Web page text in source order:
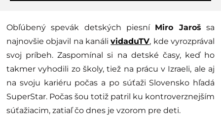
Obľúbený spevák detských piesní Miro Jaroš sa
najnovšie objavil na kanálividaduTV, kde vyrozprával
svoj príbeh. Zaspomínal si na detské časy, keď ho
takmer vyhodili zo školy, tiež na prácu v Izraeli, ale aj
na svoju kariéru počas a po súťaži Slovensko hľadá
SuperStar. Počas šou totiž patril ku kontroverznejším
súťažiacim, zatiaľ čo dnes je vzorom pre deti.